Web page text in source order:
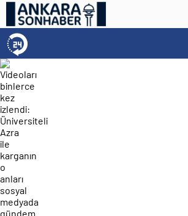
gündem oldu!